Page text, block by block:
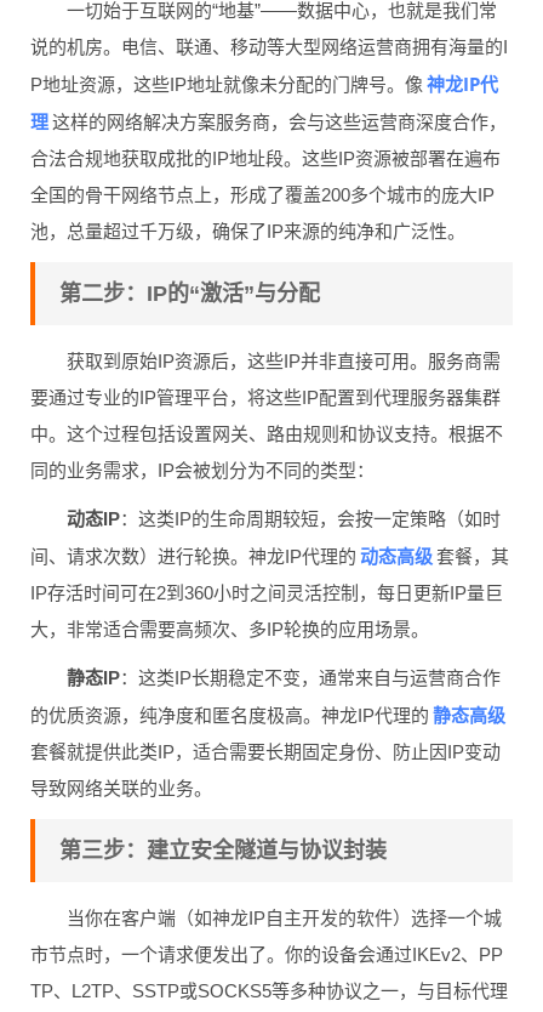
一切始于互联网的“地基”——数据中心，也就是我们常
说的机房。电信、联通、移动等大型网络运营商拥有海量的I
P地址资源，这些IP地址就像未分配的门牌号。像 神龙IP代
理这样的网络解决方案服务商，会与这些运营商深度合作，
合法合规地获取成批的IP地址段。这些IP资源被部署在遍布
全国的骨干网络节点上，形成了覆盖200多个城市的庞大IP
池，总量超过千万级，确保了IP来源的纯净和广泛性。
第二步：IP的“激活”与分配
获取到原始IP资源后，这些IP并非直接可用。服务商需
要通过专业的IP管理平台，将这些IP配置到代理服务器集群
中。这个过程包括设置网关、路由规则和协议支持。根据不
同的业务需求，IP会被划分为不同的类型：
动态IP：这类IP的生命周期较短，会按一定策略（如时
间、请求次数）进行轮换。神龙IP代理的 动态高级 套餐，其
IP存活时间可在2到360小时之间灵活控制，每日更新IP量巨
大，非常适合需要高频次、多IP轮换的应用场景。
静态IP：这类IP长期稳定不变，通常来自与运营商合作
的优质资源，纯净度和匿名度极高。神龙IP代理的 静态高级
套餐就提供此类IP，适合需要长期固定身份、防止因IP变动
导致网络关联的业务。
第三步：建立安全隧道与协议封装
当你在客户端（如神龙IP自主开发的软件）选择一个城
市节点时，一个请求便发出了。你的设备会通过IKEv2、PP
TP、L2TP、SSTP或SOCKS5等多种协议之一，与目标代理